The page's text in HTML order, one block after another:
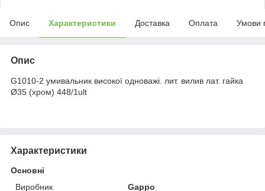
Опис Характеристики Доставка Оплата Умови
Опис
G1010-2 умивальник високої одноважі. лит. вилив лат. гайка
Ø35 (хром) 448/1ult
Характеристики
Основні
Виробник
Gappo